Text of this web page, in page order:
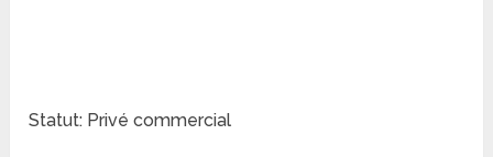
Statut: Privé commercial